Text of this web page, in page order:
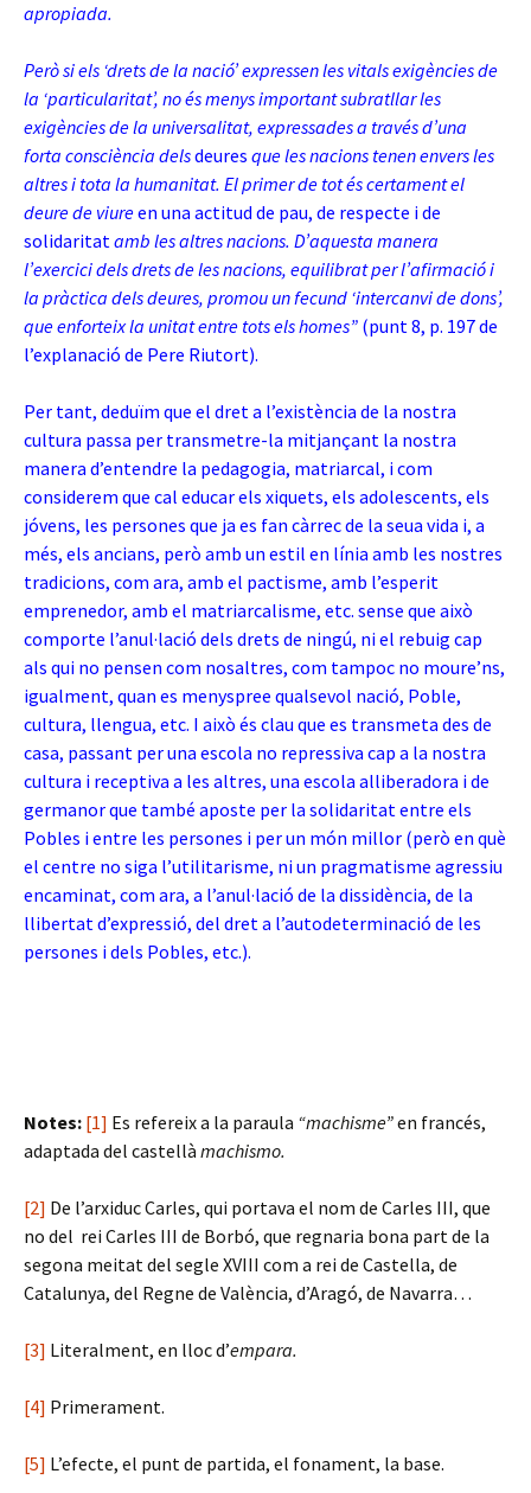
apropiada.
Però si els ‘drets de la nació’ expressen les vitals exigències de
la ‘particularitat’, no és menys important subratllar les
exigències de la universalitat, expressades a través d’una
forta consciència delsdeures que les nacions tenen envers les
altres i tota la humanitat. El primer de tot és certament el
deure de viureen una actitud de pau, de respecte i de
solidaritatamb les altres nacions. D’aquesta manera
l’exercici dels drets de les nacions, equilibrat per l’afirmació i
la pràctica dels deures, promou un fecund ‘intercanvi de dons’,
que enforteix la unitat entre tots els homes” (punt 8, p. 197 de
l’explanació de Pere Riutort).
Per tant, deduïm que el dret a l’existència de la nostra
cultura passa per transmetre-la mitjançant la nostra
manera d’entendre la pedagogia, matriarcal, i com
considerem que cal educar els xiquets, els adolescents, els
jóvens, les persones que ja es fan càrrec de la seua vida i, a
més, els ancians, però amb un estil en línia amb les nostres
tradicions, com ara, amb el pactisme, amb l’esperit
emprenedor, amb el matriarcalisme, etc. sense que això
comporte l’anul·lació dels drets de ningú, ni el rebuig cap
als qui no pensen com nosaltres, com tampoc no moure’ns,
igualment, quan es menyspree qualsevol nació, Poble,
cultura, llengua, etc. I això és clau que es transmeta des de
casa, passant per una escola no repressiva cap a la nostra
cultura i receptiva a les altres, una escola alliberadora i de
germanor que també aposte per la solidaritat entre els
Pobles i entre les persones i per un món millor (però en què
el centre no siga l’utilitarisme, ni un pragmatisme agressiu
encaminat, com ara, a l’anul·lació de la dissidència, de la
llibertat d’expressió, del dret a l’autodeterminació de les
persones i dels Pobles, etc.).
Notes: [1] Es refereix a la paraula “machisme”en francés,
adaptada del castellà machismo.
[2] De l’arxiduc Carles, qui portava el nom de Carles III, que
no del rei Carles III de Borbó, que regnaria bona part de la
segona meitat del segle XVIII com a rei de Castella, de
Catalunya, del Regne de València, d’Aragó, de Navarra…
[3] Literalment, en lloc d’empara.
[4] Primerament.
[5] L’efecte, el punt de partida, el fonament, la base.